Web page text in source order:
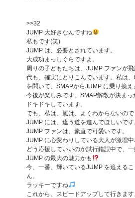
>>32
JUMP 大好きなんですね
私もです(笑)
JUMP は、必要とされています。
大成功まっしぐらですよ。
周りの子どもたちは、JUMP ファンが
代も、確実にとりこんでいます。私は
を聞いて、SMAPからJUMP に乗り換え
今後が楽しみです。SMAP解散が決ま
ドキドキしています。
でも、私は、嵐は、よくわからないので
JUMP には、違う道を進んでほしいです
JUMP ファンは、素直で可愛いです。
JUMP に心変わりしている大人が激増中
どう応援していいのか試行錯誤中で、
JUMP の最大の魅力かも
今、一番、輝いているJUMP を追える
ん。
ラッキーですね
これから、スピードアップして行きます